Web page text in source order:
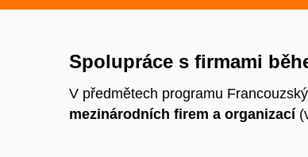
Spolupráce s firmami
V předmětech programu
mezinárodních firem a organizací